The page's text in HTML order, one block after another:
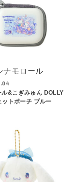
ナモロール
ル&こぎみゅん DOLLY
ットポーチ ブルー